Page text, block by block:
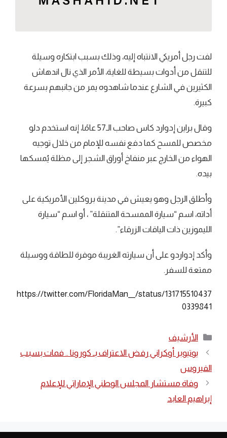
لفت رجل أمريكي الانتباه إليه، وذلك بسبب ابتكاره وسيلة
للتنقل من أدوات بسيطة للغاية، الأمر الذي نال اندهاش
الكثيرين في الشارع عندما شاهدوه يمر من جانبهم بسرعة
كبيرة.
وقال براين إدوارد كاس صاحب الـ57 عامًا، إنه استخدم دلو
مخصص للمسح كما دفع نفسه للإمام من خلال توجيه
الهواء من الخارج عبر منفاخ أوراق الشجر إلى مظلة يُمسكها
بيده.
وأطلق الرجل وهو يعيش في مدينة بروكلين الأمريكية على
أداته، اسم “سيارة الممسحة المتنقلة” ، أو اسم “سيارة
الليموزين ذات الياقات الزرقاء”.
وأكد إدواردو على أن سيارته الغريبة موفرة للطاقة ووسيلة
ممتعة للسفر.
https://twitter.com/FloridaMan__/status/131715510437
0339841
التصنيفات
الأرشيف
يوتيوبر أوكراني رفض الاعتراف بـ كورونا .. فمات بسبب
الفيروس
وفاة مستشار المجلس الوطني الإماراتي للإعلام
إبراهيم العابد